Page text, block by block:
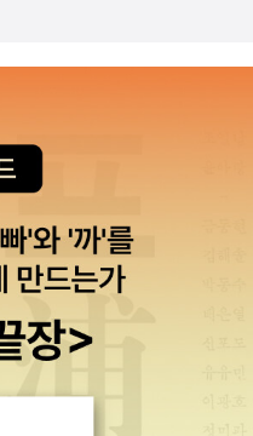
심을 불러일으키는 책.
계인권선언>한홍구와 조
인권 연구로 유명한 학자이
제를 다루고 있는데.. <아주
>
이번주에 나온 경제, 실용서
어트가 눈이간다. 세상을 바
제는 평